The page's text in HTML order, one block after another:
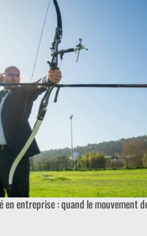
en entreprise : quand le mouvement